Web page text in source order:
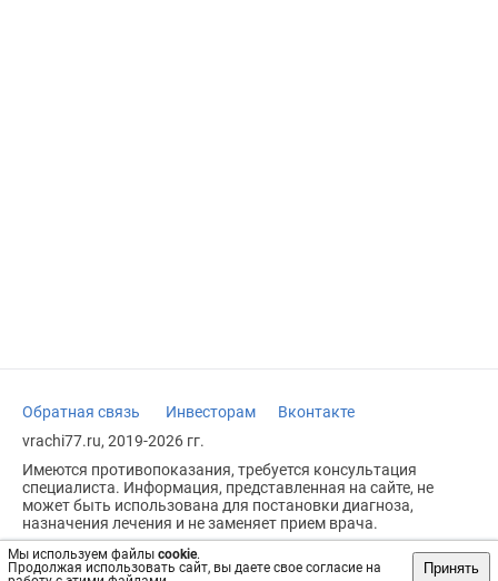
Мы используем файлы cookie.
Продолжая использовать сайт, вы даете свое согласие на
Принять
Обратная связь Инвесторам
Вконтакте
vrachi77.ru, 2019-2026 гг.
Имеются противопоказания, требуется консультация
специалиста. Информация, представленная на сайте, не
может быть использована для постановки диагноза,
назначения лечения и не заменяет прием врача.
Возрастное ограничение: 18+